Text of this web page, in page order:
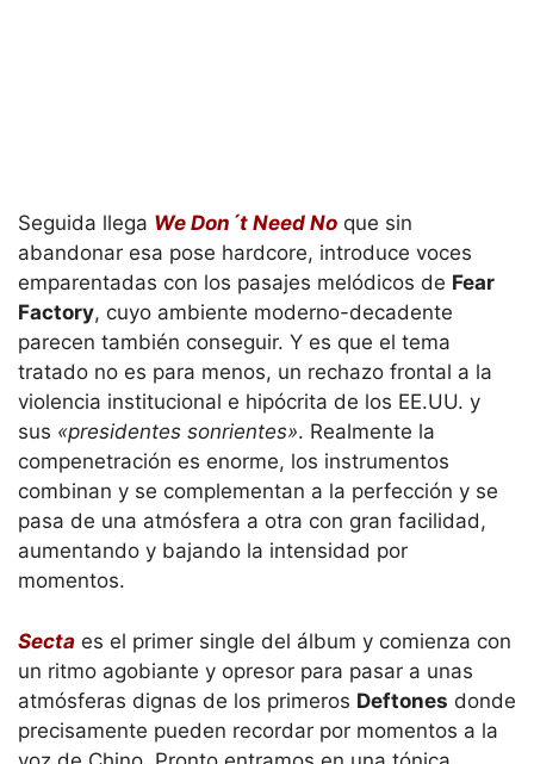
Seguida llega We Don´t Need No que sin
abandonar esa pose hardcore, introduce voces
emparentadas con los pasajes melódicos de Fear
Factory, cuyo ambiente moderno-decadente
parecen también conseguir. Y es que el tema
tratado no es para menos, un rechazo frontal a la
violencia institucional e hipócrita de los EE.UU. y
sus «presidentes sonrientes». Realmente la
compenetración es enorme, los instrumentos
combinan y se complementan a la perfección y se
pasa de una atmósfera a otra con gran facilidad,
aumentando y bajando la intensidad por
momentos.
Secta es el primer single del álbum y comienza con
un ritmo agobiante y opresor para pasar a unas
atmósferas dignas de los primeros Deftones donde
precisamente pueden recordar por momentos a la